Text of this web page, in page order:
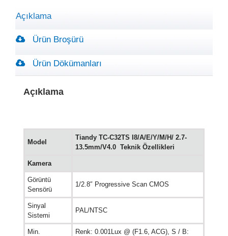
Açıklama
Ürün Broşürü
Ürün Dökümanları
Açıklama
Model
Tiandy TC-C32TS I8/A/E/Y/M/H/ 2.7-
13.5mm/V4.0 Teknik Özellikleri
Kamera
Görüntü
Sensörü
1/2.8″ Progressive Scan CMOS
Sinyal
Sistemi
PAL/NTSC
Min.
Renk: 0.001Lux @ (F1.6, ACG), S / B: